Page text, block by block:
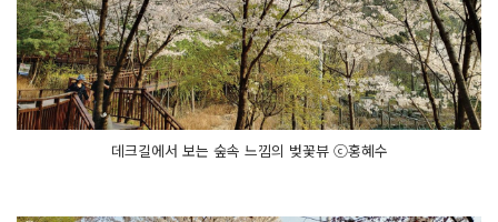
데크길에서 보는 숲속 느낌의 벚꽃뷰 ⓒ홍혜수